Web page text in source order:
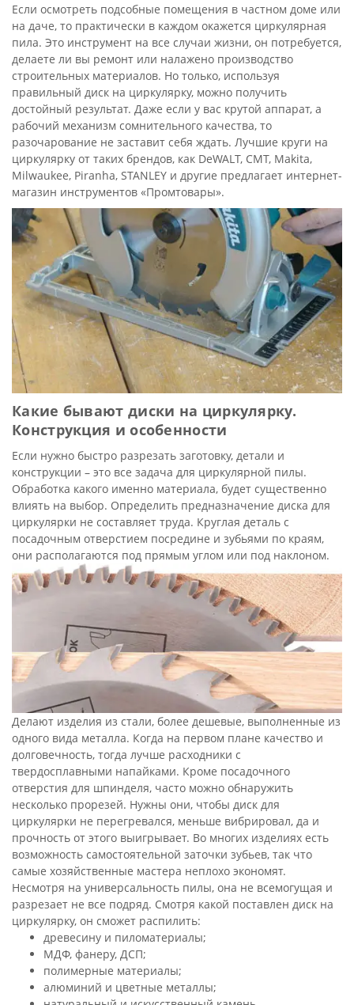
Если осмотреть подсобные помещения в частном доме или
на даче, то практически в каждом окажется циркулярная
пила. Это инструмент на все случаи жизни, он потребуется,
делаете ли вы ремонт или налажено производство
строительных материалов. Но только, используя
правильный диск на циркулярку, можно получить
достойный результат. Даже если у вас крутой аппарат, а
рабочий механизм сомнительного качества, то
разочарование не заставит себя ждать. Лучшие круги на
циркулярку от таких брендов, как DeWALT, CMT, Makita,
Milwaukee, Piranha, STANLEY и другие предлагает интернет-
магазин инструментов «Промтовары».
Какие бывают диски на циркулярку.
Конструкция и особенности
Если нужно быстро разрезать заготовку, детали и
конструкции – это все задача для циркулярной пилы.
Обработка какого именно материала, будет существенно
влиять на выбор. Определить предназначение диска для
циркулярки не составляет труда. Круглая деталь с
посадочным отверстием посредине и зубьями по краям,
они располагаются под прямым углом или под наклоном.
Делают изделия из стали, более дешевые, выполненные из
одного вида металла. Когда на первом плане качество и
долговечность, тогда лучше расходники с
твердосплавными напайками. Кроме посадочного
отверстия для шпинделя, часто можно обнаружить
несколько прорезей. Нужны они, чтобы диск для
циркулярки не перегревался, меньше вибрировал, да и
прочность от этого выигрывает. Во многих изделиях есть
возможность самостоятельной заточки зубьев, так что
самые хозяйственные мастера неплохо экономят.
Несмотря на универсальность пилы, она не всемогущая и
разрезает не все подряд. Смотря какой поставлен диск на
циркулярку, он сможет распилить:
древесину и пиломатериалы;
МДФ, фанеру, ДСП;
полимерные материалы;
алюминий и цветные металлы;